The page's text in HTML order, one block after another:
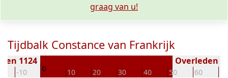
graag van u!
Tijdbalk Constance van Frankrijk
-10 0 10 20 30 40 50 60 70
1124 Overleden (